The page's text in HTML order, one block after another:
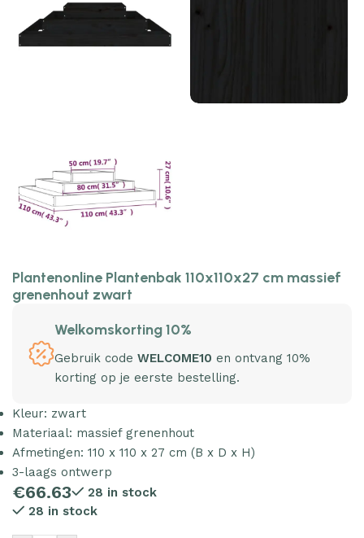
Plantenonline Plantenbak 110x110x27 cm massief
grenenhout zwart
Welkomskorting 10%
Gebruik code WELCOME10 en ontvang 10%
korting op je eerste bestelling.
Kleur: zwart
Materiaal: massief grenenhout
Afmetingen: 110 x 110 x 27 cm (B x D x H)
3-laags ontwerp
€66.63
28 in stock
28 in stock